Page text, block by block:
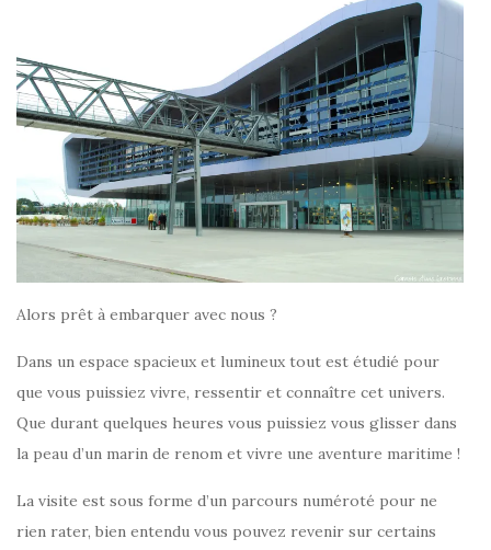
Alors prêt à embarquer avec nous ?
Dans un espace spacieux et lumineux tout est étudié pour
que vous puissiez vivre, ressentir et connaître cet univers.
Que durant quelques heures vous puissiez vous glisser dans
la peau d’un marin de renom et vivre une aventure maritime !
La visite est sous forme d’un parcours numéroté pour ne
rien rater, bien entendu vous pouvez revenir sur certains